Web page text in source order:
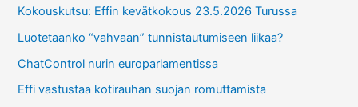
o
r
:
Kokouskutsu: Effin kevätkokous 23.5.2026 Turussa
Luotetaanko “vahvaan” tunnistautumiseen liikaa?
ChatControl nurin europarlamentissa
Effi vastustaa kotirauhan suojan romuttamista